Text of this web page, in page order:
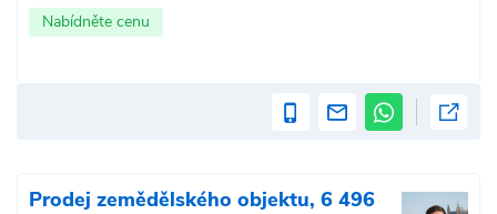
Nabídněte cenu
Prodej zemědělského objektu, 6 496